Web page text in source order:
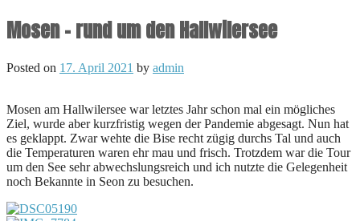
Mosen – rund um den Hallwilersee
Posted on 17. April 2021 by admin
Mosen am Hallwilersee war letztes Jahr schon mal ein mögliches
Ziel, wurde aber kurzfristig wegen der Pandemie abgesagt. Nun hat
es geklappt. Zwar wehte die Bise recht zügig durchs Tal und auch
die Temperaturen waren ehr mau und frisch. Trotzdem war die Tour
um den See sehr abwechslungsreich und ich nutzte die Gelegenheit
noch Bekannte in Seon zu besuchen.